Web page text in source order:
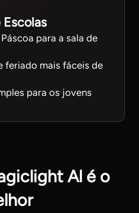
Escolas
para a sala de
feriado mais fáceis de
para os jovens
Al é o